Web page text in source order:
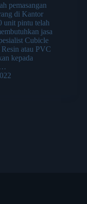
pemasangan
di Kantor
unit pintu telah
jasa
Cubicle
atau PVC
kepada